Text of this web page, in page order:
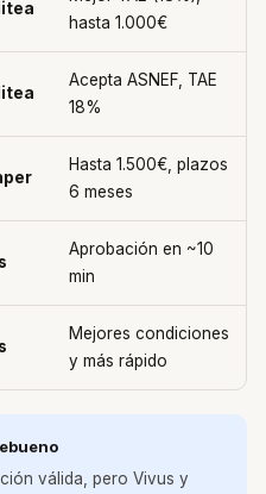
hasta 1.000€
Acepta ASNEF, TAE
18%
Hasta 1.500€, plazos
6 meses
Aprobación en ~10
min
Mejores condiciones
y más rápido
válida, pero Vivus y